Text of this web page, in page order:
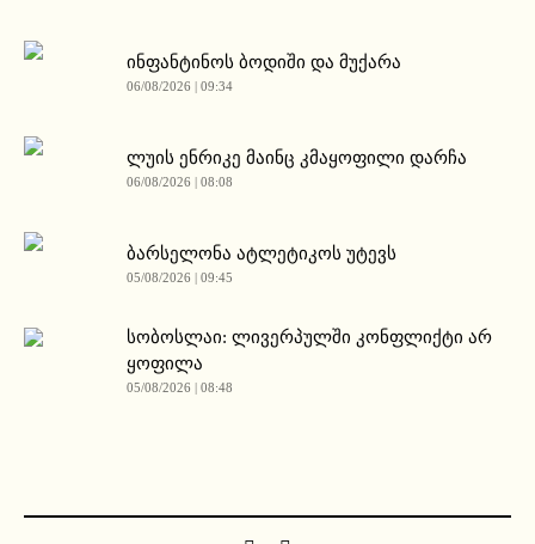
ინფანტინოს ბოდიში და მუქარა
06/08/2026 | 09:34
ლუის ენრიკე მაინც კმაყოფილი დარჩა
06/08/2026 | 08:08
ბარსელონა ატლეტიკოს უტევს
05/08/2026 | 09:45
სობოსლაი: ლივერპულში კონფლიქტი არ
ყოფილა
05/08/2026 | 08:48